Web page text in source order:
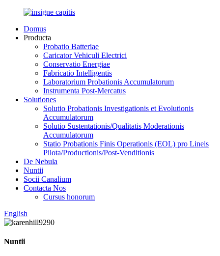
Domus
Producta
Probatio Batteriae
Caricator Vehiculi Electrici
Conservatio Energiae
Fabricatio Intelligentis
Laboratorium Probationis Accumulatorum
Instrumenta Post-Mercatus
Solutiones
Solutio Probationis Investigationis et Evolutionis
Accumulatorum
Solutio Sustentationis/Qualitatis Moderationis
Accumulatorum
Statio Probationis Finis Operationis (EOL) pro Lineis
Pilota/Productionis/Post-Venditionis
De Nebula
Nuntii
Socii Canalium
Contacta Nos
Cursus honorum
English
Nuntii